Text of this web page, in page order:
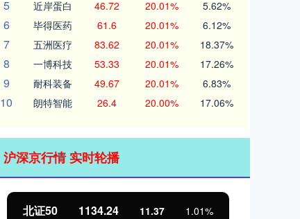
5 近岸蛋白 46.72 20.01% 5.62%
6 毕得医药 61.6 20.01% 6.12%
7 五洲医疗 83.62 20.01% 18.37%
8 一博科技 53.33 20.01% 17.26%
9 耐科装备 49.67 20.01% 6.83%
10 朗特智能 26.4 20.00% 17.06%
沪深京行情 实时轮播
北证50 1134.24 11.37 1.01%